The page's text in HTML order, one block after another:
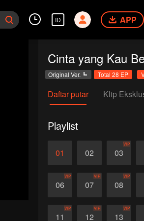
ID APP
Cinta yang Kau
Original Ver. Total 28 EP
Daftar putar Klip
Playlist
01 02 03
VIP
06
VIP
07
VIP
08
VIP
11
VIP
12
VIP
13
VIP